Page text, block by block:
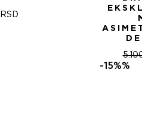
RSD
-15%%